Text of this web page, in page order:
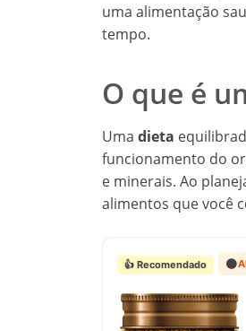
uma alimentação
tempo.
O que é
Uma dieta
funcionamento do
e minerais. Ao
alimentos que você
👍 Recomendado 🟠